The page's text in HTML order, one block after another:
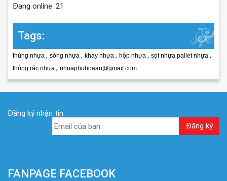
Đang online: 21
Tags:
thùng nhựa , sóng nhựa , khay nhựa , hộp nhựa , sọt nhựa pallet nhựa ,
thùng rác nhựa , nhuaphuhoaan@gmail.com
Đăng ký nhận tin
FANPAGE FACEBOOK